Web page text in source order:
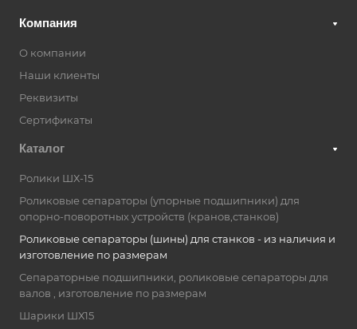
Компания
О компании
Наши клиенты
Реквизиты
Сертификаты
Каталог
Ролики ШХ-15
Роликовые сепараторы (упорные подшипники) для
опорно-поворотных устройств (кранов,станков)
Роликовые сепараторы (шины) для станков - из наличия и
изготовление по размерам
Сепараторные подшипники, роликовые сепараторы для
валов , изготовление по размерам
Шарики ШХ15